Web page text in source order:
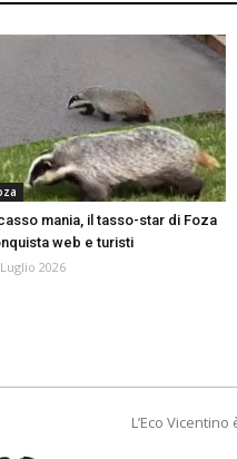
mania, il tasso-star di Foza
web e turisti
2026
L’Eco